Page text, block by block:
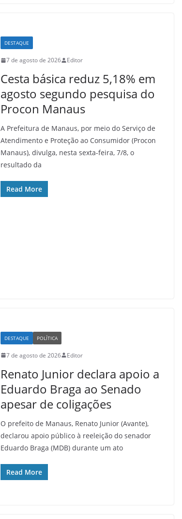
DESTAQUE
7 de agosto de 2026 Editor
Cesta básica reduz 5,18% em
agosto segundo pesquisa do
Procon Manaus
A Prefeitura de Manaus, por meio do Serviço de
Atendimento e Proteção ao Consumidor (Procon
Manaus), divulga, nesta sexta-feira, 7/8, o
resultado da
Read More
DESTAQUE POLÍTICA
7 de agosto de 2026 Editor
Renato Junior declara apoio a
Eduardo Braga ao Senado
apesar de coligações
O prefeito de Manaus, Renato Junior (Avante),
declarou apoio público à reeleição do senador
Eduardo Braga (MDB) durante um ato
Read More